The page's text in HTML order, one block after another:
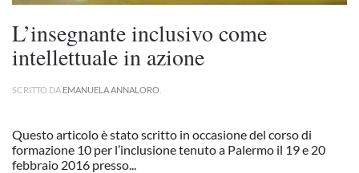
L’insegnante inclusivo come
intellettuale in azione
SCRITTO DA EMANUELA ANNALORO
Questo articolo è stato scritto in occasione del corso di
formazione 10 per l’inclusione tenuto a Palermo il 19 e 20
febbraio 2016 presso...